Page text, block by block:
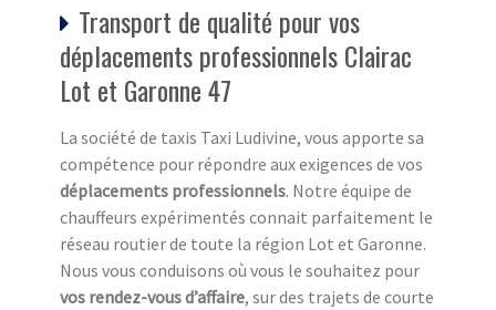
Transport de qualité pour vos
déplacements professionnels Clairac
Lot et Garonne 47
La société de taxis Taxi Ludivine, vous apporte sa
compétence pour répondre aux exigences de vos
déplacements professionnels. Notre équipe de
chauffeurs expérimentés connait parfaitement le
réseau routier de toute la région Lot et Garonne.
Nous vous conduisons où vous le souhaitez pour
vos rendez-vous d’affaire, sur des trajets de courte